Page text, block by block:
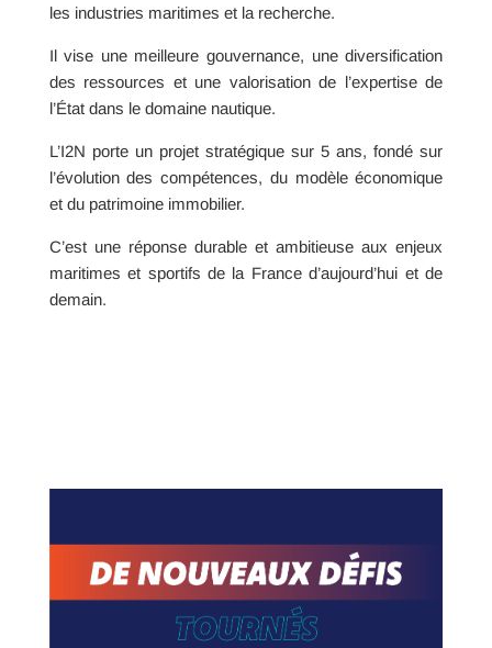
les industries maritimes et la recherche.
Il vise une meilleure gouvernance, une diversification
des ressources et une valorisation de l’expertise de
l’État dans le domaine nautique.
L’I2N porte un projet stratégique sur 5 ans, fondé sur
l’évolution des compétences, du modèle économique
et du patrimoine immobilier.
C’est une réponse durable et ambitieuse aux enjeux
maritimes et sportifs de la France d’aujourd’hui et de
demain.